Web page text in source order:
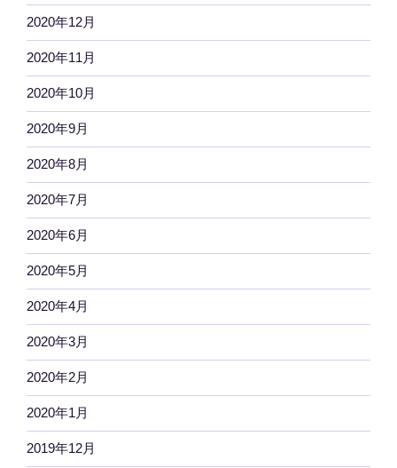
2020年12月
2020年11月
2020年10月
2020年9月
2020年8月
2020年7月
2020年6月
2020年5月
2020年4月
2020年3月
2020年2月
2020年1月
2019年12月